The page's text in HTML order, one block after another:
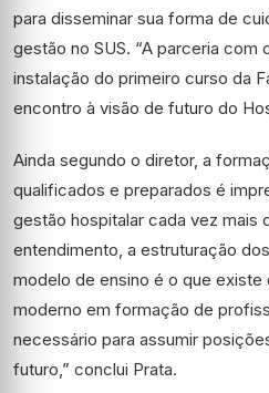
para disseminar sua forma de
gestão no SUS. “A parceria com
instalação do primeiro curso da
encontro à visão de futuro do
Ainda segundo o diretor, a
qualificados e preparados é
gestão hospitalar cada vez mais
entendimento, a estruturação
modelo de ensino é o que existe
moderno em formação de
necessário para assumir
futuro,” conclui Prata.